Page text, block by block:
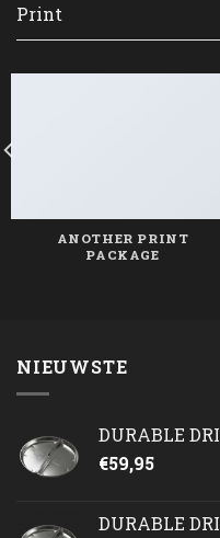
Print
ANOTHER PRINT
PACKAGE
NIEUWSTE
DURABLE
€59,95
DURABLE